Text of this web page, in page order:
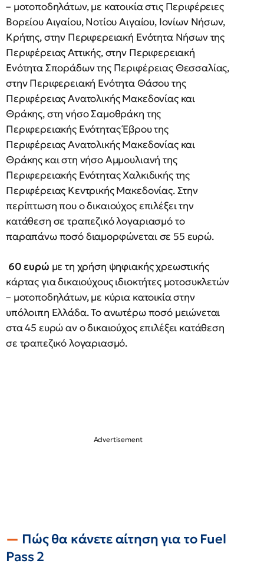
– μοτοποδηλάτων, με κατοικία στις Περιφέρειες
Βορείου Αιγαίου, Νοτίου Αιγαίου, Ιονίων Νήσων,
Κρήτης, στην Περιφερειακή Ενότητα Νήσων της
Περιφέρειας Αττικής, στην Περιφερειακή
Ενότητα Σποράδων της Περιφέρειας Θεσσαλίας,
στην Περιφερειακή Ενότητα Θάσου της
Περιφέρειας Ανατολικής Μακεδονίας και
Θράκης, στη νήσο Σαμοθράκη της
Περιφερειακής Ενότητας Έβρου της
Περιφέρειας Ανατολικής Μακεδονίας και
Θράκης και στη νήσο Αμμουλιανή της
Περιφερειακής Ενότητας Χαλκιδικής της
Περιφέρειας Κεντρικής Μακεδονίας. Στην
περίπτωση που ο δικαιούχος επιλέξει την
κατάθεση σε τραπεζικό λογαριασμό το
παραπάνω ποσό διαμορφώνεται σε 55 ευρώ.
60 ευρώ με τη χρήση ψηφιακής χρεωστικής
κάρτας για δικαιούχους ιδιοκτήτες μοτοσυκλετών
– μοτοποδηλάτων, με κύρια κατοικία στην
υπόλοιπη Ελλάδα. Το ανωτέρω ποσό μειώνεται
στα 45 ευρώ αν ο δικαιούχος επιλέξει κατάθεση
σε τραπεζικό λογαριασμό.
Πώς θα κάνετε αίτηση για το Fuel
Pass 2